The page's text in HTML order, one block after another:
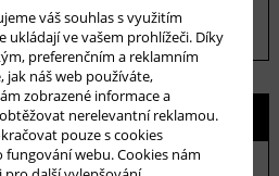
Hlídání ceny
váš souhlas s využitím
ukládají ve vašem prohlížeči. Díky
preferenčním a reklamním
jak náš web používáte,
zobrazené informace a
nerelevantní reklamou.
pouze s cookies
webu. Cookies nám